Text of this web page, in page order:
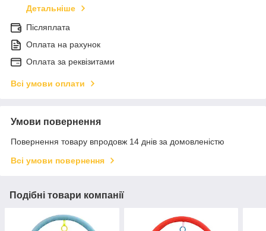
Детальніше
Післяплата
Оплата на рахунок
Оплата за реквізитами
Всі умови оплати
Умови повернення
Повернення товару впродовж 14 днів за домовленістю
Всі умови повернення
Подібні товари компанії